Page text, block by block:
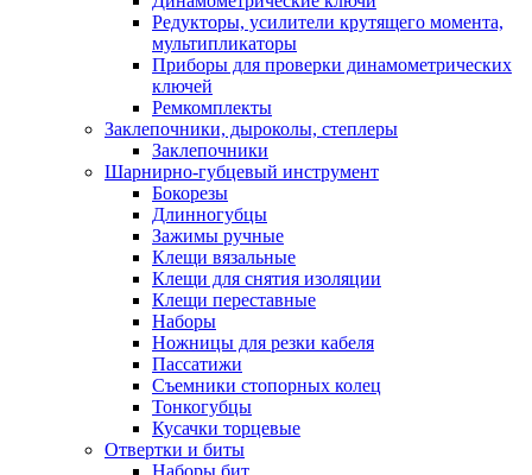
Редукторы, усилители крутящего момента,
мультипликаторы
Приборы для проверки динамометрических
ключей
Ремкомплекты
Заклепочники, дыроколы, степлеры
Заклепочники
Шарнирно-губцевый инструмент
Бокорезы
Длинногубцы
Зажимы ручные
Клещи вязальные
Клещи для снятия изоляции
Клещи переставные
Наборы
Ножницы для резки кабеля
Пассатижи
Съемники стопорных колец
Тонкогубцы
Кусачки торцевые
Отвертки и биты
Наборы бит